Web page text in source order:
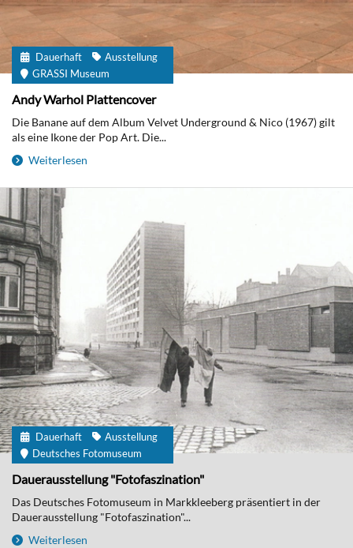
Dauerhaft
Ausstellung
GRASSI Museum
Andy Warhol Plattencover
Die Banane auf dem Album Velvet Underground & Nico (1967) gilt
als eine Ikone der Pop Art. Die...
Weiterlesen
Dauerhaft
Ausstellung
Deutsches Fotomuseum
Dauerausstellung "Fotofaszination"
Das Deutsches Fotomuseum in Markkleeberg präsentiert in der
Dauerausstellung "Fotofaszination"...
Weiterlesen